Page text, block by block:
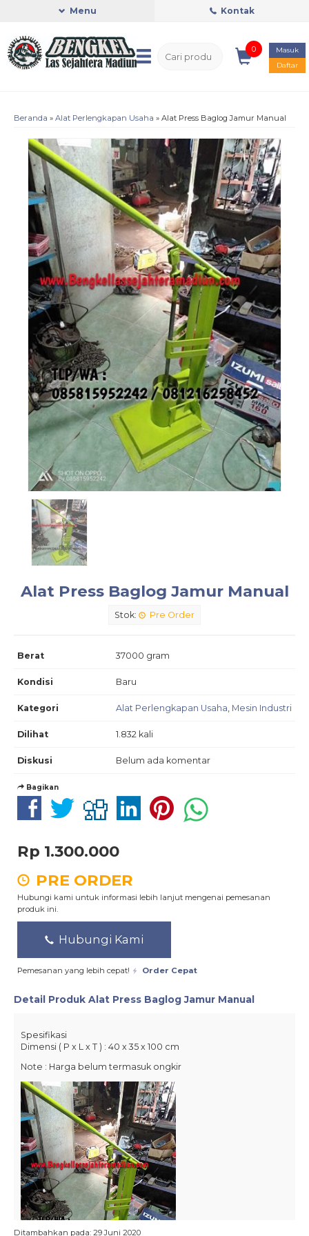
Menu Kontak
0
Masuk
Daftar
Beranda » Alat Perlengkapan Usaha » Alat Press Baglog Jamur Manual
Alat Press Baglog Jamur Manual
Stok: Pre Order
Berat 37000 gram
Kondisi Baru
Kategori Alat Perlengkapan Usaha, Mesin Industri
Dilihat 1.832 kali
Diskusi Belum ada komentar
Bagikan
Rp 1.300.000
PRE ORDER
Hubungi kami untuk informasi lebih lanjut mengenai pemesanan
produk ini.
Hubungi Kami
Pemesanan yang lebih cepat! Order Cepat
Detail Produk Alat Press Baglog Jamur Manual
Spesifikasi
Dimensi ( P x L x T ) : 40 x 35 x 100 cm
Note : Harga belum termasuk ongkir
Ditambahkan pada: 29 Juni 2020